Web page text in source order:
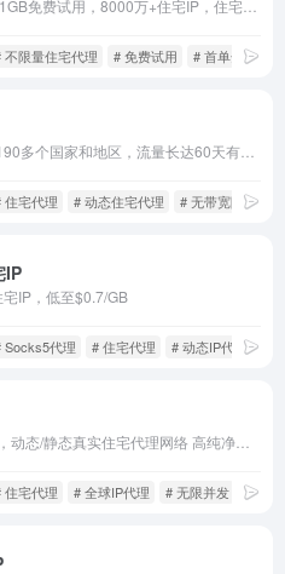
不限量住宅代理 # 免费试用 # 首单全返
住宅代理 # 动态住宅代理 # 无带宽限制
IP
IP，低至$0.7/GB
Socks5代理 # 住宅代理 # 动态IP代理
住宅代理 # 全球IP代理 # 无限并发